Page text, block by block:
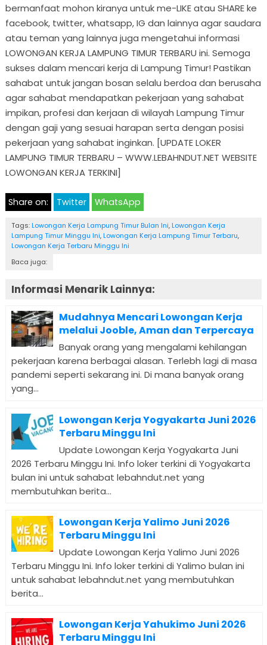
bermanfaat mohon kiranya untuk me-LIKE atau SHARE ke
facebook, twitter, whatsapp, IG dan lainnya agar saudara
atau teman yang lainnya juga mengetahui informasi
LOWONGAN KERJA LAMPUNG TIMUR TERBARU ini. Semoga
sukses dalam mencari kerja di Lampung Timur! Pastikan
sahabat untuk jangan bosan selalu berdoa dan berusaha
agar sahabat mendapatkan pekerjaan yang sahabat
impikan, profesi dan kerjaan di wilayah Lampung Timur
dengan gaji yang sesuai harapan serta dengan posisi
pekerjaan yang sahabat inginkan. [UPDATE LOKER
LAMPUNG TIMUR TERBARU – WWW.LEBAHNDUT.NET WEBSITE
LOWONGAN KERJA TERKINI]
Share on: Twitter WhatsApp
Tags: Lowongan Kerja Lampung Timur Bulan Ini, Lowongan Kerja
Lampung Timur Minggu Ini, Lowongan Kerja Lampung Timur Terbaru,
Lowongan Kerja Terbaru Minggu Ini
Baca juga:
Informasi Menarik Lainnya:
Mudahnya Mencari Lowongan Kerja
melalui Jooble, Aman dan Terpercaya
Banyak orang yang mengalami kehilangan
pekerjaan karena berbagai alasan. Terlebh lagi di masa
pandemi seperti sekarang ini. Di mana banyak orang
yang...
Lowongan Kerja Yogyakarta Juni 2026
Terbaru Minggu Ini
Update Lowongan Kerja Yogyakarta Juni
2026 Terbaru Minggu Ini. Info loker terkini di Yogyakarta
bulan ini untuk sahabat lebahndut.net yang
membutuhkan berita...
Lowongan Kerja Yalimo Juni 2026
Terbaru Minggu Ini
Update Lowongan Kerja Yalimo Juni 2026
Terbaru Minggu Ini. Info loker terkini di Yalimo bulan ini
untuk sahabat lebahndut.net yang membutuhkan
berita...
Lowongan Kerja Yahukimo Juni 2026
Terbaru Minggu Ini